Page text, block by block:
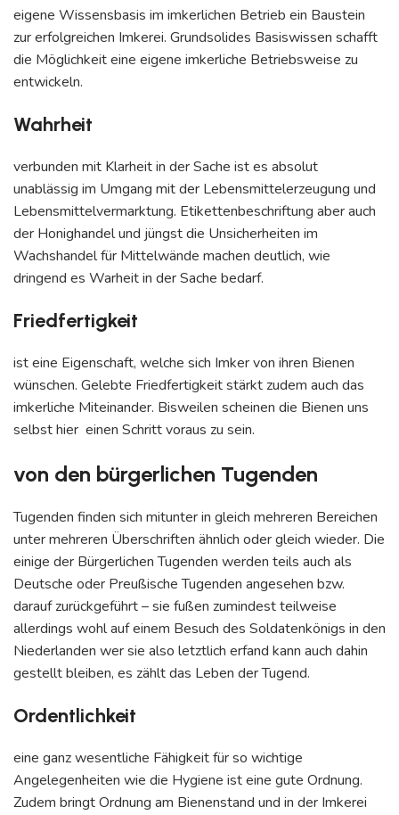
eigene Wissensbasis im imkerlichen Betrieb ein Baustein
zur erfolgreichen Imkerei. Grundsolides Basiswissen schafft
die Möglichkeit eine eigene imkerliche Betriebsweise zu
entwickeln.
Wahrheit
verbunden mit Klarheit in der Sache ist es absolut
unablässig im Umgang mit der Lebensmittelerzeugung und
Lebensmittelvermarktung. Etikettenbeschriftung aber auch
der Honighandel und jüngst die Unsicherheiten im
Wachshandel für Mittelwände machen deutlich, wie
dringend es Warheit in der Sache bedarf.
Friedfertigkeit
ist eine Eigenschaft, welche sich Imker von ihren Bienen
wünschen. Gelebte Friedfertigkeit stärkt zudem auch das
imkerliche Miteinander. Bisweilen scheinen die Bienen uns
selbst hier einen Schritt voraus zu sein.
von den bürgerlichen Tugenden
Tugenden finden sich mitunter in gleich mehreren Bereichen
unter mehreren Überschriften ähnlich oder gleich wieder. Die
einige der Bürgerlichen Tugenden werden teils auch als
Deutsche oder Preußische Tugenden angesehen bzw.
darauf zurückgeführt – sie fußen zumindest teilweise
allerdings wohl auf einem Besuch des Soldatenkönigs in den
Niederlanden wer sie also letztlich erfand kann auch dahin
gestellt bleiben, es zählt das Leben der Tugend.
Ordentlichkeit
eine ganz wesentliche Fähigkeit für so wichtige
Angelegenheiten wie die Hygiene ist eine gute Ordnung.
Zudem bringt Ordnung am Bienenstand und in der Imkerei